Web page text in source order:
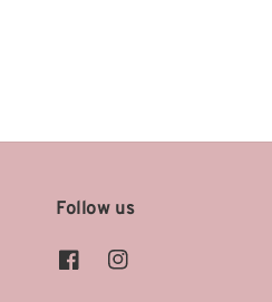
Follow us